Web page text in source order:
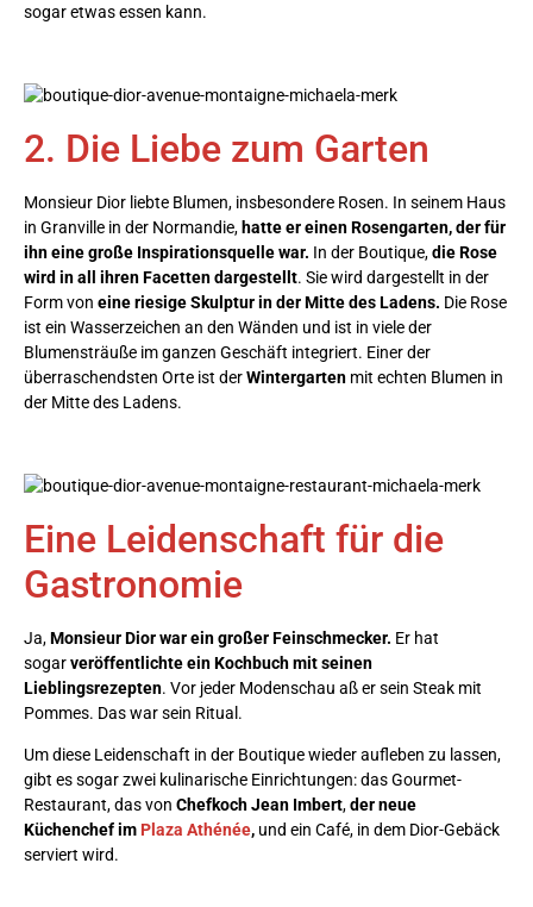
sogar etwas essen kann.
2. Die Liebe zum Garten
Monsieur Dior liebte Blumen, insbesondere Rosen. In seinem Haus
in Granville in der Normandie, hatte er einen Rosengarten, der für
ihn eine große Inspirationsquelle war. In der Boutique,die Rose
wird in all ihren Facetten dargestellt. Sie wird dargestellt in der
Form von eine riesige Skulptur in der Mitte des Ladens. Die Rose
ist ein Wasserzeichen an den Wänden und ist in viele der
Blumensträuße im ganzen Geschäft integriert. Einer der
überraschendsten Orte ist derWintergarten mit echten Blumen in
der Mitte des Ladens.
Eine Leidenschaft für die
Gastronomie
Ja,Monsieur Dior war ein großer Feinschmecker. Er hat
sogarveröffentlichte ein Kochbuch mit seinen
Lieblingsrezepten. Vor jeder Modenschau aß er sein Steak mit
Pommes. Das war sein Ritual.
Um diese Leidenschaft in der Boutique wieder aufleben zu lassen,
gibt es sogar zwei kulinarische Einrichtungen: das Gourmet-
Restaurant, das von Chefkoch Jean Imbert,der neue
Küchenchef im Plaza Athénée, und ein Café, in dem Dior-Gebäck
serviert wird.